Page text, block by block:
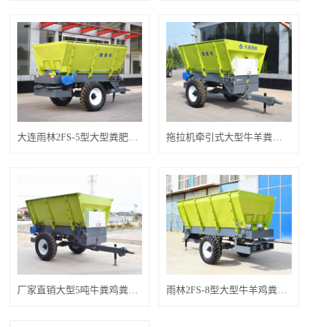
大连雨林2FS-5型大型粪肥有机肥撒肥机
厂家直销大型5吨牛粪鸡粪羊粪有机肥抛撒车